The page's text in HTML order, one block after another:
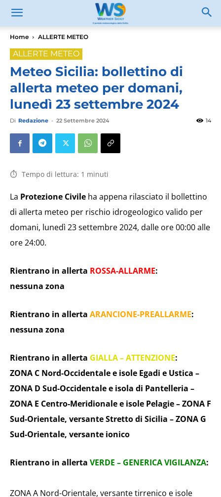
Home ALLERTE METEO
ALLERTE METEO
Meteo Sicilia: bollettino di
allerta meteo per domani,
lunedì 23 settembre 2024
Di Redazione - 22 Settembre 2024 14
Tempo di lettura: 1 minuti
La Protezione Civile ha appena rilasciato il bollettino
di allerta meteo per rischio idrogeologico valido per
domani, lunedì 23 settembre 2024, dalle ore 00:00 alle
ore 24:00.
Rientrano in allerta ROSSA-ALLARME:
nessuna zona
Rientrano in allerta ARANCIONE-PREALLARME:
nessuna zona
Rientrano in allerta GIALLA – ATTENZIONE:
ZONA C Nord-Occidentale e isole Egadi e Ustica –
ZONA D Sud-Occidentale e isola di Pantelleria –
ZONA E Centro-Meridionale e isole Pelagie – ZONA F
Sud-Orientale, versante Stretto di Sicilia – ZONA G
Sud-Orientale, versante ionico
Rientrano in allerta VERDE – GENERICA VIGILANZA:
ZONA A Nord-Orientale, versante tirrenico e isole